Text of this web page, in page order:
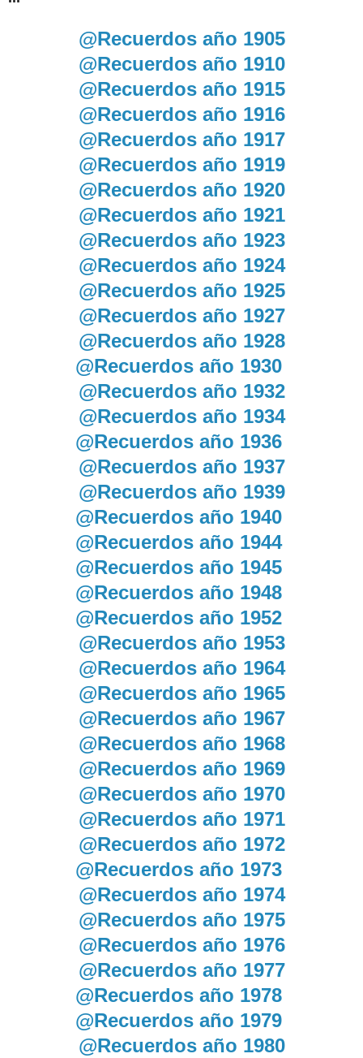
@Recuerdos año 1905
@Recuerdos año 1910
@Recuerdos año 1915
@Recuerdos año 1916
@Recuerdos año 1917
@Recuerdos año 1919
@Recuerdos año 1920
@Recuerdos año 1921
@Recuerdos año 1923
@Recuerdos año 1924
@Recuerdos año 1925
@Recuerdos año 1927
@Recuerdos año 1928
@Recuerdos año 1930
@Recuerdos año 1932
@Recuerdos año 1934
@Recuerdos año 1936
@Recuerdos año 1937
@Recuerdos año 1939
@Recuerdos año 1940
@Recuerdos año 1944
@Recuerdos año 1945
@Recuerdos año 1948
@Recuerdos año 1952
@Recuerdos año 1953
@Recuerdos año 1964
@Recuerdos año 1965
@Recuerdos año 1967
@Recuerdos año 1968
@Recuerdos año 1969
@Recuerdos año 1970
@Recuerdos año 1971
@Recuerdos año 1972
@Recuerdos año 1973
@Recuerdos año 1974
@Recuerdos año 1975
@Recuerdos año 1976
@Recuerdos año 1977
@Recuerdos año 1978
@Recuerdos año 1979
@Recuerdos año 1980